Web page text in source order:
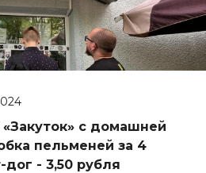
с домашней
пельменей за 4
- 3,50 рубля